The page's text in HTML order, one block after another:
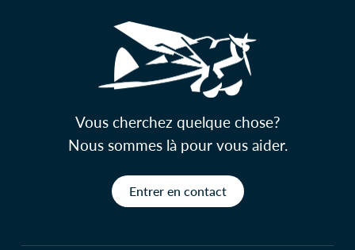
Vous cherchez quelque chose?
Nous sommes là pour vous aider.
Entrer en contact